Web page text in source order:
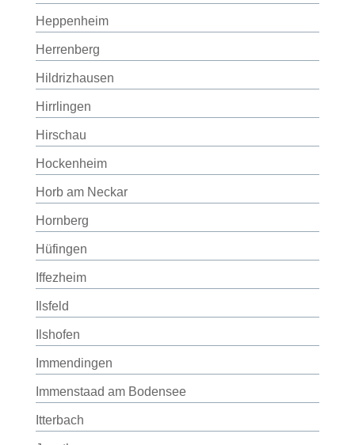
Heppenheim
Herrenberg
Hildrizhausen
Hirrlingen
Hirschau
Hockenheim
Horb am Neckar
Hornberg
Hüfingen
Iffezheim
Ilsfeld
Ilshofen
Immendingen
Immenstaad am Bodensee
Itterbach